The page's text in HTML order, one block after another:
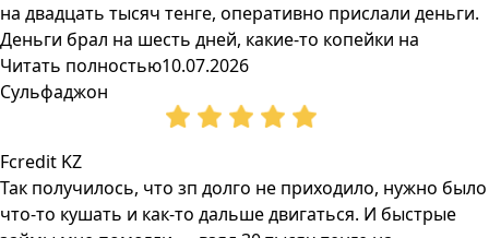
на двадцать тысяч тенге, оперативно прислали деньги.
Деньги брал на шесть дней, какие-то копейки на
Читать полностью10.07.2026
Сульфаджон
Fcredit KZ
Так получилось, что зп долго не приходило, нужно было
что-то кушать и как-то дальше двигаться. И быстрые